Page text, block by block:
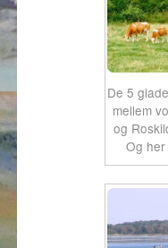
De 5
mellem
og
Og